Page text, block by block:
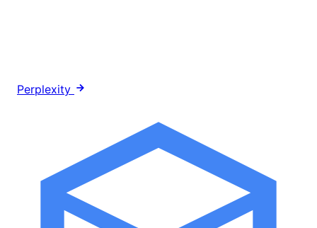
Perplexity